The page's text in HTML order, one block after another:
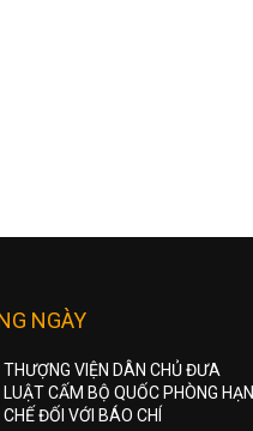
NGÀY
THƯỢNG VIỆN DÂN CHỦ ĐƯA
LUẬT CẤM BỘ QUỐC PHÒNG HẠN
CHẾ ĐỐI VỚI BÁO CHÍ